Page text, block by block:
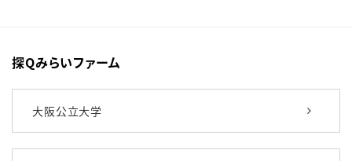
探Qみらいファーム
大阪公立大学